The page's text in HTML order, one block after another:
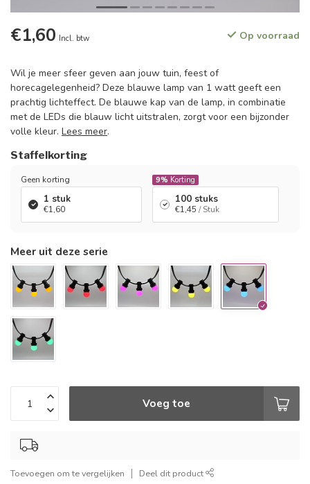
€1,60 Incl. btw Op voorraad
Wil je meer sfeer geven aan jouw tuin, feest of
horecagelegenheid? Deze blauwe lamp van 1 watt geeft een
prachtig lichteffect. De blauwe kap van de lamp, in combinatie
met de LEDs die blauw licht uitstralen, zorgt voor een bijzonder
volle kleur. Lees meer.
Staffelkorting
Geen korting
1 stuk
€1,60
9% Korting
100 stuks
€1,45 / Stuk
Meer uit deze serie
Voeg toe
Toevoegen om te vergelijken Deel dit product